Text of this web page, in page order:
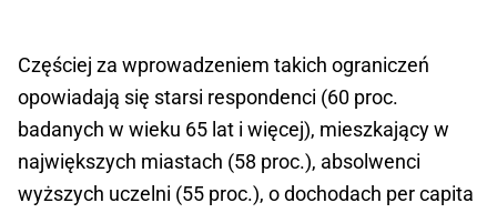
Częściej za wprowadzeniem takich ograniczeń
opowiadają się starsi respondenci (60 proc.
badanych w wieku 65 lat i więcej), mieszkający w
największych miastach (58 proc.), absolwenci
wyższych uczelni (55 proc.), o dochodach per capita